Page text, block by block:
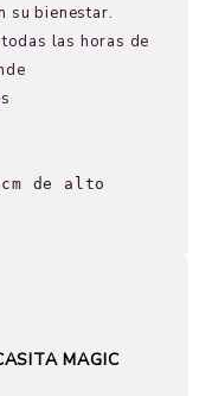
su bienestar.
las horas de
de alto
MAGIC